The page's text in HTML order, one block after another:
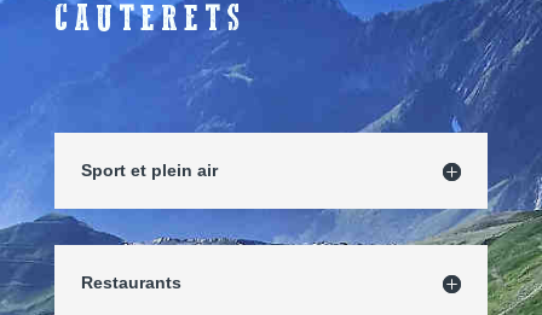
CAUTERETS
Sport et plein air
Restaurants